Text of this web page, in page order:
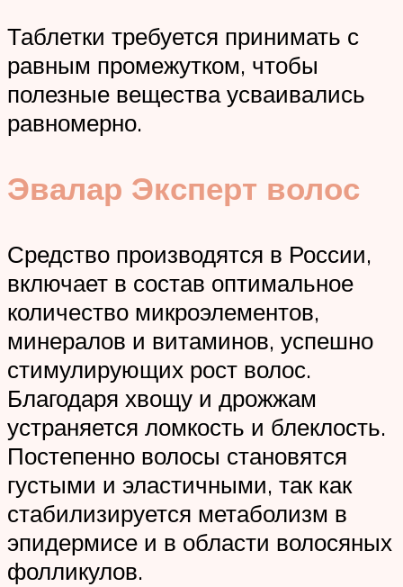
Таблетки требуется принимать с
равным промежутком, чтобы
полезные вещества усваивались
равномерно.
Эвалар Эксперт волос
Средство производятся в России,
включает в состав оптимальное
количество микроэлементов,
минералов и витаминов, успешно
стимулирующих рост волос.
Благодаря хвощу и дрожжам
устраняется ломкость и блеклость.
Постепенно волосы становятся
густыми и эластичными, так как
стабилизируется метаболизм в
эпидермисе и в области волосяных
фолликулов.